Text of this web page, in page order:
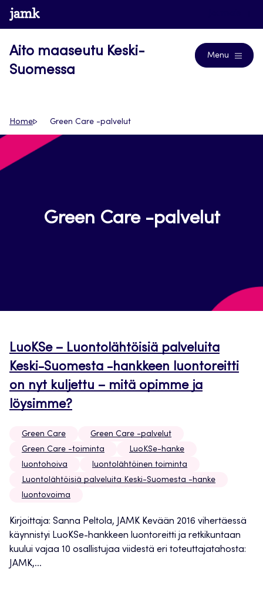
Siirry
suoraan
www.jamk.fi
Aito maaseutu Keski-
Suomessa
Menu
Home Green Care -palvelut
Green Care -palvelut
LuoKSe – Luontolähtöisiä palveluita
Keski-Suomesta -hankkeen luontoreitti
on nyt kuljettu – mitä opimme ja
löysimme?
Green Care
Green Care -palvelut
Green Care -toiminta
LuoKSe-hanke
luontohoiva
luontolähtöinen toiminta
Luontolähtöisiä palveluita Keski-Suomesta -hanke
luontovoima
Kirjoittaja: Sanna Peltola, JAMK Kevään 2016 vihertäessä
käynnistyi LuoKSe-hankkeen luontoreitti ja retkikuntaan
kuului vajaa 10 osallistujaa viidestä eri toteuttajatahosta:
JAMK,...